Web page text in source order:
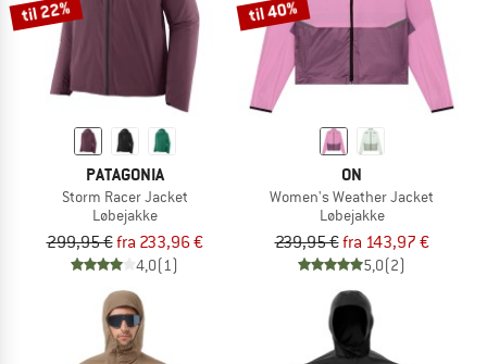
til 22%
PATAGONIA
Storm Racer Jacket
Løbejakke
299,95 €fra 233,96 €
4,0(1)
til 40%
ON
Women's Weather Jacket
Løbejakke
239,95 €fra 143,97 €
5,0(2)